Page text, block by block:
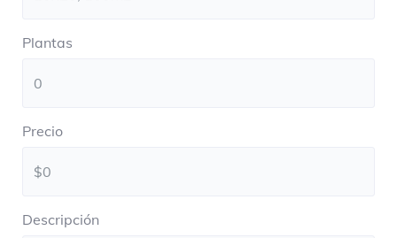
Plantas
Precio
Descripción